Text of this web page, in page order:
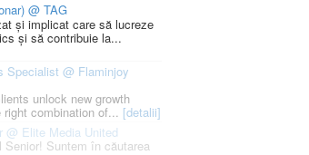
@ TAG
și implicat care să lucreze
și să contribuie la...
Specialist @ Flaminjoy
unlock new growth
combination of... [detalii]
@ Elite Media United
Suntem în căutarea